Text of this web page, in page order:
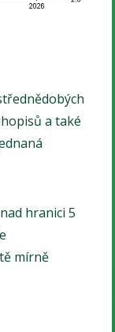
a také
hranici 5
mírně